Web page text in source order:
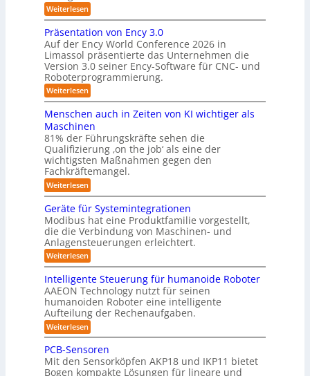
a
m
e
r
a
s
y
s
t
e
m
f
ü
r
R
o
b
o
t
i
u
n
d
L
o
g
i
e
m
f
ü
r
R
e
i
r
ä
u
m
e
b
i
s
I
S
O
-
K
l
a
s
s
5
z
n
g
s
v
e
r
g
l
e
i
c
h
v
o
n
m
i
l
i
t
ä
r
i
s
c
h
e
r
B
o
d
e
n
r
o
o
t
i
Weiterlesen:
Z
w
e
i
-
S
t
a
t
i
o
n
e
n
-
S
c
h
w
i
ß
c
o
b
o
t
Präsentation von Ency 3.0
Auf der Ency World Conference 2026 in
Limassol präsentierte das Unternehmen die
Version 3.0 seiner Ency-Software für CNC- und
Roboterprogrammierung.
Weiterlesen:
P
ä
s
e
n
t
a
t
i
o
n
v
o
n
E
n
c
y
3
.
0
Menschen auch in Zeiten von KI wichtiger als
Maschinen
81% der Führungskräfte sehen die
Qualifizierung ‚on the job‘ als eine der
wichtigsten Maßnahmen gegen den
Fachkräftemangel.
Weiterlesen:
M
n
s
c
h
e
n
u
c
h
i
n
Z
e
i
t
e
Geräte für Systemintegrationen
Modibus hat eine Produktfamilie vorgestellt,
die die Verbindung von Maschinen- und
Anlagensteuerungen erleichtert.
Weiterlesen:
G
e
r
ä
t
e
f
ü
S
y
s
Intelligente Steuerung für humanoide Roboter
AAEON Technology nutzt für seinen
humanoiden Roboter eine intelligente
Aufteilung der Rechenaufgaben.
Weiterlesen:
I
t
e
PCB-Sensoren
Mit den Sensorköpfen AKP18 und IKP11 bietet
Bogen kompakte Lösungen für lineare und